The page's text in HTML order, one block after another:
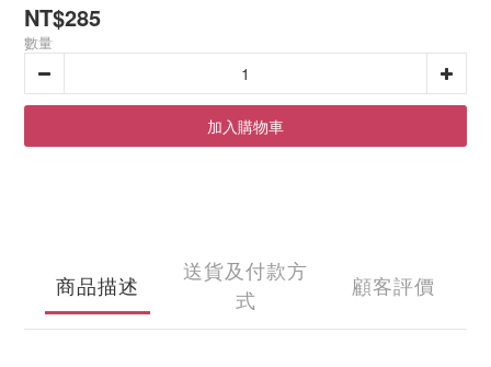
NT$285
數量
加入購物車
商品描述
送貨及付款方
式
顧客評價